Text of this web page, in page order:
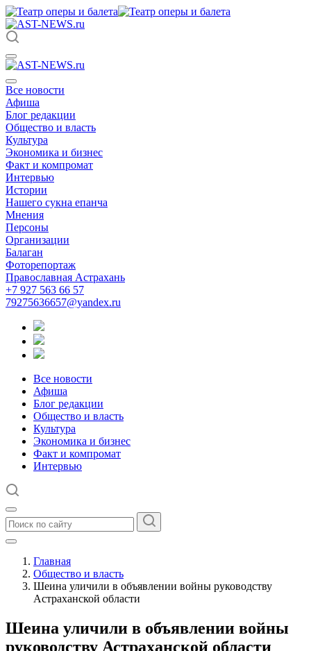
Все новости
Афиша
Блог редакции
Общество и власть
Культура
Экономика и бизнес
Факт и компромат
Интервью
Истории
Нашего сукна епанча
Мнения
Персоны
Организации
Балаган
Фоторепортаж
Православная Астрахань
+7 927 563 66 57
79275636657@yandex.ru
Все новости
Афиша
Блог редакции
Общество и власть
Культура
Экономика и бизнес
Факт и компромат
Интервью
Главная
Общество и власть
Шеина уличили в объявлении войны руководству
Астраханской области
Шеина уличили в объявлении войны
руководству Астраханской области